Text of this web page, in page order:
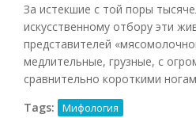
За истекшие с той поры
искусственному отбору эти
представителей
медлительные, грузные, с
сравнительно короткими
Tags:
Мифология